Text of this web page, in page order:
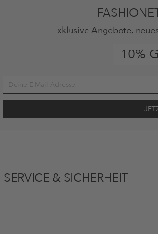
Exklusive Angebote,
10%
SERVICE & SICHERHEIT